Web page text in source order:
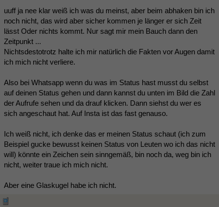
uuff ja nee klar weiß ich was du meinst, aber beim abhaken bin ich
noch nicht, das wird aber sicher kommen je länger er sich Zeit
lässt Oder nichts kommt. Nur sagt mir mein Bauch dann den
Zeitpunkt ...
Nichtsdestotrotz halte ich mir natürlich die Fakten vor Augen damit
ich mich nicht verliere.
Also bei Whatsapp wenn du was im Status hast musst du selbst
auf deinen Status gehen und dann kannst du unten im Bild die Zahl
der Aufrufe sehen und da drauf klicken. Dann siehst du wer es
sich angeschaut hat. Auf Insta ist das fast genauso.
Ich weiß nicht, ich denke das er meinen Status schaut (ich zum
Beispiel gucke bewusst keinen Status von Leuten wo ich das nicht
will) könnte ein Zeichen sein sinngemäß, bin noch da, weg bin ich
nicht, weiter traue ich mich nicht.
Aber eine Glaskugel habe ich nicht.